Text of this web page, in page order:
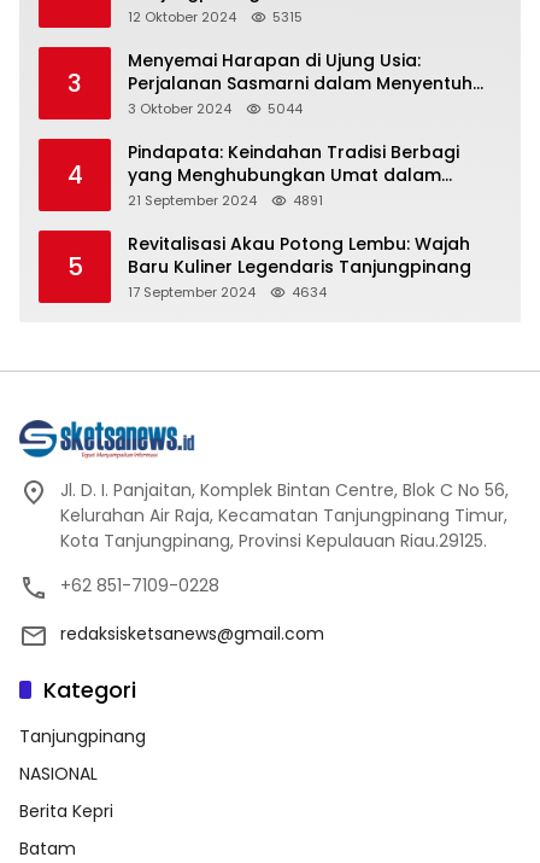
Representasi
12 Oktober 2024 5315
3
Menyemai Harapan di Ujung Usia:
Perjalanan Sasmarni dalam Menyentuh
Hati dan Jiwa
3 Oktober 2024 5044
4
Pindapata: Keindahan Tradisi Berbagi
yang Menghubungkan Umat dalam
Spiritualitas dan Kebersamaan dalam
21 September 2024 4891
5
Revitalisasi Akau Potong Lembu: Wajah
Baru Kuliner Legendaris Tanjungpinang
17 September 2024 4634
Jl. D. I. Panjaitan, Komplek Bintan Centre, Blok C No 56,
Kelurahan Air Raja, Kecamatan Tanjungpinang Timur,
Kota Tanjungpinang, Provinsi Kepulauan Riau.29125.
+62 851-7109-0228
redaksisketsanews@gmail.com
Kategori
Tanjungpinang
NASIONAL
Berita Kepri
Batam